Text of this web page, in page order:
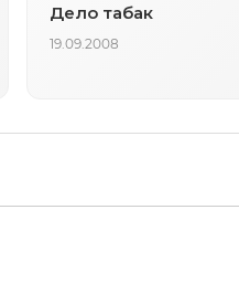
Дело табак
19.09.2008